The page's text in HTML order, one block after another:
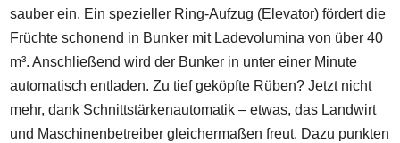
sauber ein. Ein spezieller Ring-Aufzug (Elevator) fördert die
Früchte schonend in Bunker mit Ladevolumina von über 40
m³. Anschließend wird der Bunker in unter einer Minute
automatisch entladen. Zu tief geköpfte Rüben? Jetzt nicht
mehr, dank Schnittstärkenautomatik – etwas, das Landwirt
und Maschinenbetreiber gleichermaßen freut. Dazu punkten